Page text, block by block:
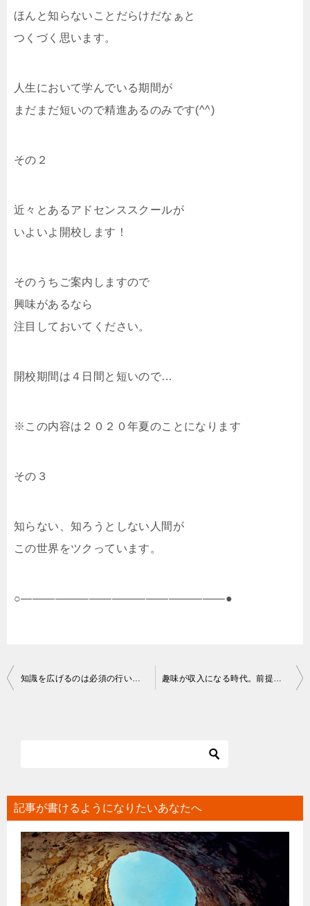
ほんと知らないことだらけだなぁと
つくづく思います。
人生において学んでいる期間が
まだまだ短いので精進あるのみです(^^)
その２
近々とあるアドセンススクールが
いよいよ開校します！
そのうちご案内しますので
興味があるなら
注目しておいてください。
開校期間は４日間と短いので…
※この内容は２０２０年夏のことになります
その３
知らない、知ろうとしない人間が
この世界をツクっています。
○――――――――――――――――――●
投
シ
記事が書けるようになりたいあなたへ